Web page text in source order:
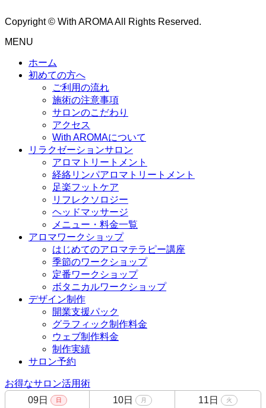
Copyright © With AROMA All Rights Reserved.
MENU
ホーム
初めての方へ
ご利用の流れ
施術の注意事項
サロンのこだわり
アクセス
With AROMAについて
リラクゼーションサロン
アロマトリートメント
経絡リンパアロマトリートメント
足楽フットケア
リフレクソロジー
ヘッドマッサージ
メニュー・料金一覧
アロマワークショップ
はじめてのアロマテラピー講座
季節のワークショップ
定番ワークショップ
ボタニカルワークショップ
デザイン制作
開業支援パック
グラフィック制作料金
ウェブ制作料金
制作実績
サロン予約
お得なサロン活用術